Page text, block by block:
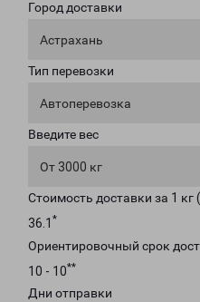
Город доставки
Астрахань
Тип перевозки
Автоперевозка
Введите вес
От 3000 кг
Стоимость доставки за 1
36.1 *
Ориентировочный срок
10 - 10**
Дни отправки